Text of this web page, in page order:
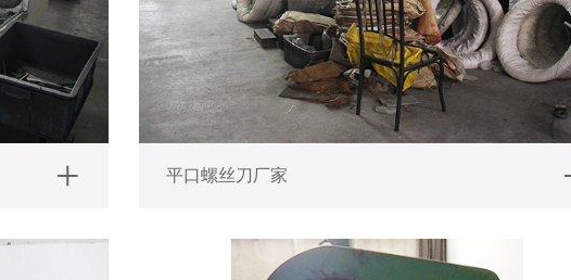
平口螺丝刀厂家